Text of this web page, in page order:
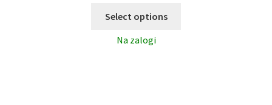
Select options
Na zalogi